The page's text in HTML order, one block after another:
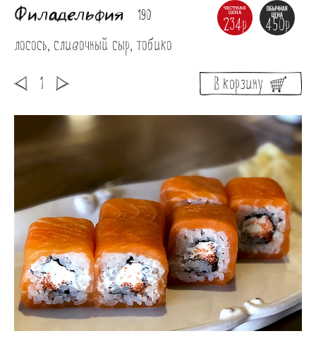
450р
234р
Филадельфия 190
лосось, сливочный сыр, тобико
В корзину